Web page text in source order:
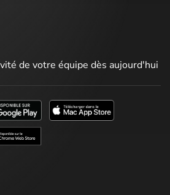
de votre équipe dès aujourd'hui